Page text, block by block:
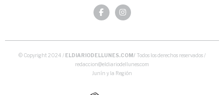
© Copyright 2024 / ELDIARIODELLUNES.COM/ Todos los derechos reservados /
redaccion@eldiariodellunes.com
Junín y la Región